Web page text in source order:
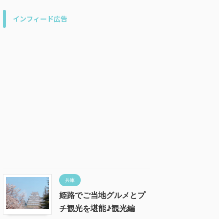
インフィード広告
兵庫
姫路でご当地グルメとプ
チ観光を堪能♪観光編